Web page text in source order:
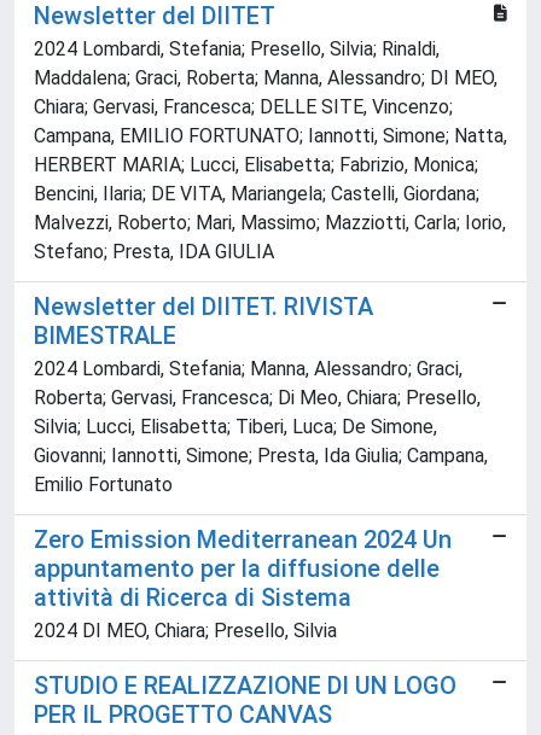
Newsletter del DIITET
2024 Lombardi, Stefania; Presello, Silvia; Rinaldi,
Maddalena; Graci, Roberta; Manna, Alessandro; DI MEO,
Chiara; Gervasi, Francesca; DELLE SITE, Vincenzo;
Campana, EMILIO FORTUNATO; Iannotti, Simone; Natta,
HERBERT MARIA; Lucci, Elisabetta; Fabrizio, Monica;
Bencini, Ilaria; DE VITA, Mariangela; Castelli, Giordana;
Malvezzi, Roberto; Mari, Massimo; Mazziotti, Carla; Iorio,
Stefano; Presta, IDA GIULIA
Newsletter del DIITET. RIVISTA
BIMESTRALE
2024 Lombardi, Stefania; Manna, Alessandro; Graci,
Roberta; Gervasi, Francesca; Di Meo, Chiara; Presello,
Silvia; Lucci, Elisabetta; Tiberi, Luca; De Simone,
Giovanni; Iannotti, Simone; Presta, Ida Giulia; Campana,
Emilio Fortunato
Zero Emission Mediterranean 2024 Un
appuntamento per la diffusione delle
attività di Ricerca di Sistema
2024 DI MEO, Chiara; Presello, Silvia
STUDIO E REALIZZAZIONE DI UN LOGO
PER IL PROGETTO CANVAS